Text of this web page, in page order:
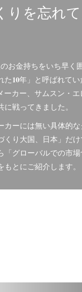
りを忘れ
お金持ちをいち早く
た10年」と呼ばれて
ーカー、サムスン・
戦ってきました。
カーには無い具体的
くり大国、日本」だ
「グローバルでの市
とにご紹介します。